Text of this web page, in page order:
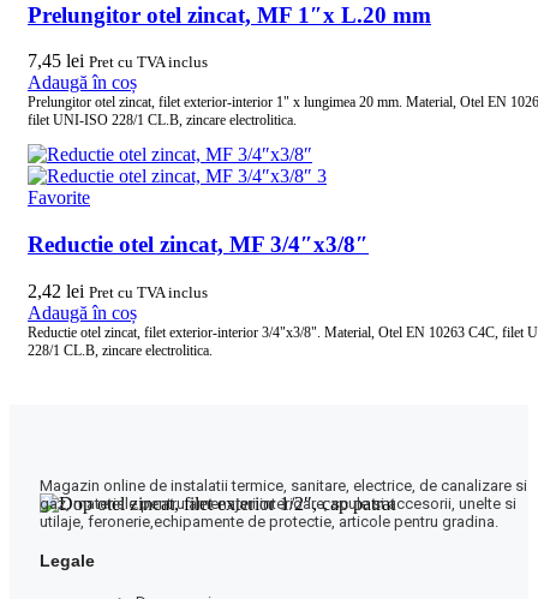
Prelungitor otel zincat, MF 1″x L.20 mm
7,45 lei Pret cu TVA inclus
Adaugă în coș
Prelungitor otel zincat, filet exterior-interior 1" x lungimea 20 mm. Material, Otel EN
filet UNI-ISO 228/1 CL.B, zincare electrolitica.
Favorite
Reductie otel zincat, MF 3/4″x3/8″
2,42 lei Pret cu TVA inclus
Adaugă în coș
Reductie otel zincat, filet exterior-interior 3/4"x3/8". Material, Otel EN 10263 C4C, filet
228/1 CL.B, zincare electrolitica.
Magazin online de instalatii termice, sanitare, electrice, de canalizare si
gaz, materiale pentru amenajari interioare, scule si accesorii, unelte si
utilaje, feronerie,echipamente de protectie, articole pentru gradina.
Legale